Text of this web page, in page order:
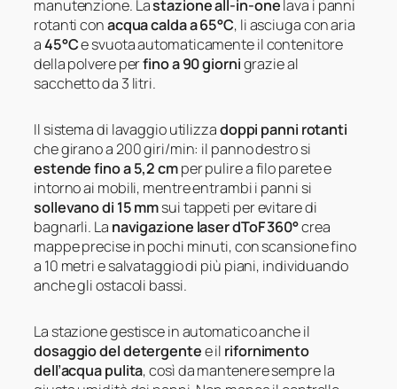
manutenzione. Lastazione all-in-one lava i panni
rotanti conacqua calda a 65°C, li asciuga con aria
a45°Ce svuota automaticamente il contenitore
della polvere perfino a 90 giornigrazie al
sacchetto da 3 litri.
Il sistema di lavaggio utilizzadoppi panni rotanti
che girano a 200 giri/min: il panno destro si
estende fino a 5,2 cmper pulire a filo parete e
intorno ai mobili, mentre entrambi i panni si
sollevano di 15 mmsui tappeti per evitare di
bagnarli. La navigazione laser dToF 360°crea
mappe precise in pochi minuti, con scansione fino
a 10 metri e salvataggio di più piani, individuando
anche gli ostacoli bassi.
La stazione gestisce in automatico anche il
dosaggio del detergentee il rifornimento
dell’acqua pulita, così da mantenere sempre la